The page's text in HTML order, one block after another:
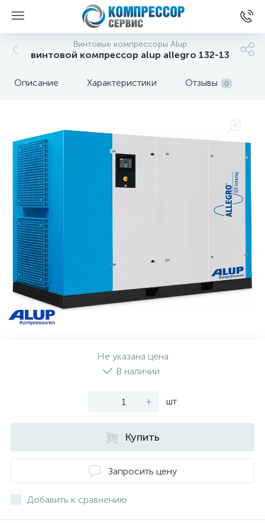
Винтовые компрессоры Alup
винтовой компрессор alup allegro 132-13
Описание Характеристики Отзывы 0
Не указана цена
В наличии
- + шт
Купить
Запросить цену
Добавить к сравнению